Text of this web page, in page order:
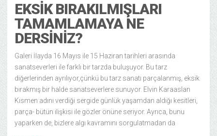
EKSIK BIRAKILMIŞLARI
TAMAMLAMAYA NE
DERSINIZ?
Galeri İlayda 16 Mayıs ile 15 Haziran tarihleri arasında
sanatseverleri ile farklı bir tarzda buluşuyor. Bu tarz
diğerlerinden ayrılıyor,çünkü bu tarz sanatı parçalanmış, eksik
bırakmış bir halde sanatseverlere sunuyor. Elvin Karaaslan
Kısmen adını verdiği sergide günlük yaşamdan aldığı kesitleri,
parça- bütün ilişkisi ile gözler önüne seriyor. Ayrıca, bunu
yaparken de, bizlere algı kavramını sorgulatmadan da